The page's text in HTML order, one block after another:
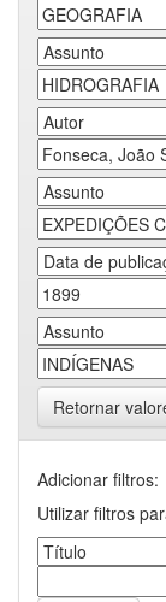
Retornar
Adicionar filtros:
Utilizar filtros